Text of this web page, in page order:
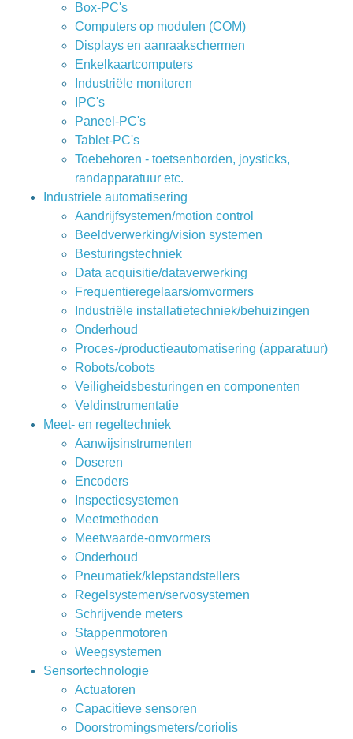
Box-PC's
Computers op modulen (COM)
Displays en aanraakschermen
Enkelkaartcomputers
Industriële monitoren
IPC's
Paneel-PC's
Tablet-PC's
Toebehoren - toetsenborden, joysticks,
randapparatuur etc.
Industriele automatisering
Aandrijfsystemen/motion control
Beeldverwerking/vision systemen
Besturingstechniek
Data acquisitie/dataverwerking
Frequentieregelaars/omvormers
Industriële installatietechniek/behuizingen
Onderhoud
Proces-/productieautomatisering (apparatuur)
Robots/cobots
Veiligheidsbesturingen en componenten
Veldinstrumentatie
Meet- en regeltechniek
Aanwijsinstrumenten
Doseren
Encoders
Inspectiesystemen
Meetmethoden
Meetwaarde-omvormers
Onderhoud
Pneumatiek/klepstandstellers
Regelsystemen/servosystemen
Schrijvende meters
Stappenmotoren
Weegsystemen
Sensortechnologie
Actuatoren
Capacitieve sensoren
Doorstromingsmeters/coriolis